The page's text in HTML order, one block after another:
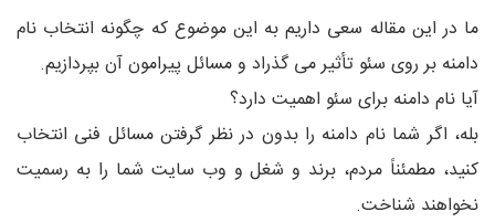
ما در این مقاله سعی داریم به این موضوع که چگونه انتخاب نام
دامنه بر روی سئو تأثیر می گذراد و مسائل پیرامون آن بپردازیم.
آیا نام دامنه برای سئو اهمیت دارد؟
بله، اگر شما نام دامنه را بدون در نظر گرفتن مسائل فنی انتخاب
کنید، مطمئناً مردم، برند و شغل و وب سایت شما را به رسمیت
نخواهند شناخت.